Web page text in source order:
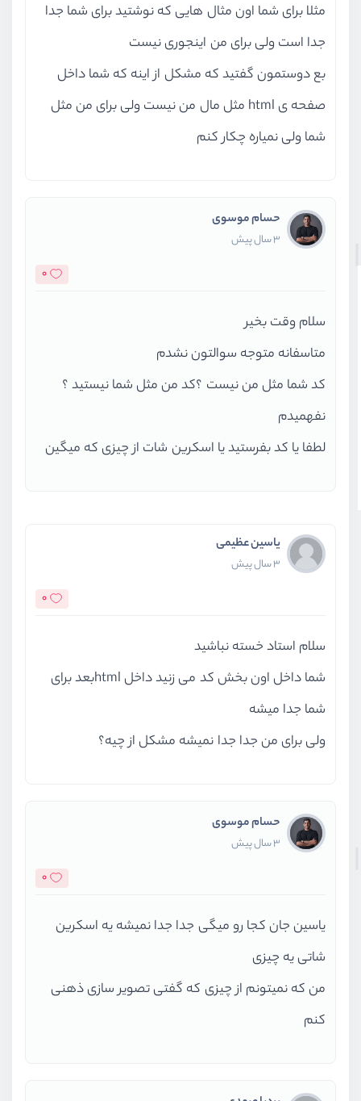
مثلا برای شما اون مثال هایی که نوشتید برای شما جدا
جدا است ولی برای من اینجوری نیست
بع دوستمون گفتید که مشکل از اینه که شما داخل
صفحه ی html مثل مال من نیست ولی برای من مثل
شما ولی نمیاره چکار کنم
حسام موسوی
3 سال پیش
0
سلام وقت بخیر
متاسفانه متوجه سوالتون نشدم
کد شما مثل من نیست ؟‌کد من مثل شما نیستید ؟
نفهمیدم
لطفا یا کد بفرستید یا اسکرین شات از چیزی که میگین
یاسین عظیمی
3 سال پیش
0
سلام استاد خسته نباشید
شما داخل اون بخش کد می زنید داخل htmlبعد برای
شما جدا میشه
ولی برای من جدا جدا نمیشه مشکل از چیه؟
حسام موسوی
3 سال پیش
0
یاسین جان کجا رو میگی جدا جدا نمیشه یه اسکرین
شاتی یه چیزی
من که نمیتونم از چیزی که گفتی تصویر سازی ذهنی
کنم